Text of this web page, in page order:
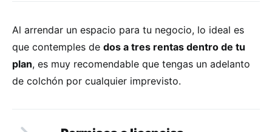
Al arrendar un espacio para tu negocio, lo ideal es
que contemples de dos a tres rentas dentro de tu
plan, es muy recomendable que tengas un adelanto
de colchón por cualquier imprevisto.